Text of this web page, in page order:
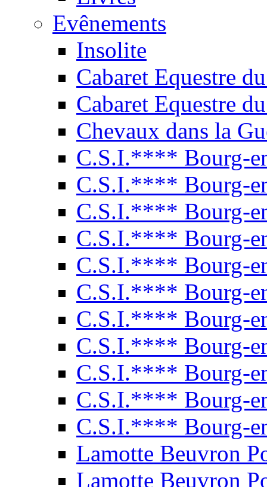
Evênements
Insolite
Cabaret Equestre
Cabaret Equestre
Chevaux dans la
C.S.I.**** Bourg-
C.S.I.**** Bourg-
C.S.I.**** Bourg-
C.S.I.**** Bourg-
C.S.I.**** Bourg-
C.S.I.**** Bourg-
C.S.I.**** Bourg-
C.S.I.**** Bourg-
C.S.I.**** Bourg-
C.S.I.**** Bourg-
C.S.I.**** Bourg-
Lamotte Beuvron
Lamotte Beuvron